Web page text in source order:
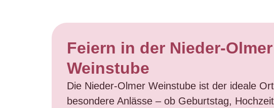
Feiern in der Nieder-Olmer
Weinstube
Die Nieder-Olmer Weinstube ist der ideale
besondere Anlässe – ob Geburtstag,